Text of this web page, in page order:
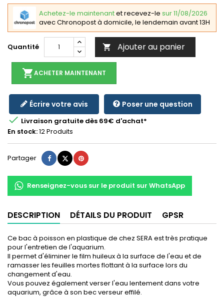
Achetez-le maintenantet recevez-le sur 11/08/2026
avec Chronopost à domicile, le lendemain avant 13H
Quantité  Ajouter au panier
shopping_cartACHETER MAINTENANT
Écrire votre avis Poser une question
 Livraison gratuite dès 69€ d'achat*
En stock:12 Produits
Partager Partager
TweetPinterest
Renseignez-vous sur le produit sur WhatsApp
DESCRIPTION DÉTAILS DU PRODUIT GPSR
Ce bac à poisson en plastique de chez SERA est très pratique
pour l'entretien de l'aquarium.
Il permet d'éliminer le film huileux à la surface de l'eau et de
ramasser les feuilles mortes flottant à la surface lors du
changement d'eau.
Vous pouvez également verser l'eau lentement dans votre
aquarium, grâce à son bec verseur effilé.